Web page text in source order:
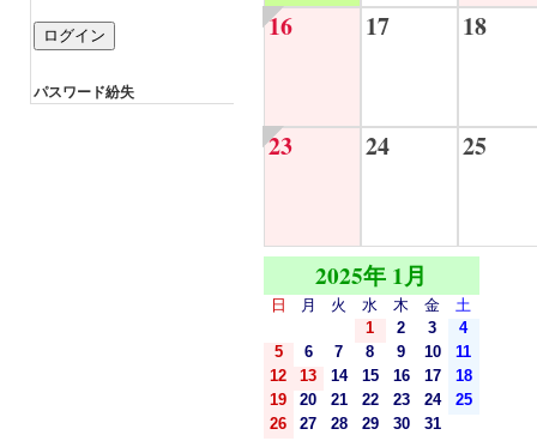
パスワード紛失
16 17 18
23 24 25
2025年 1月
日 月 火 水 木 金
土
1
2 3
4
5
6 7 8 9 10
11
12
13 14 15 16 17
18
19
20 21 22 23 24
25
26
27 28 29 30 31